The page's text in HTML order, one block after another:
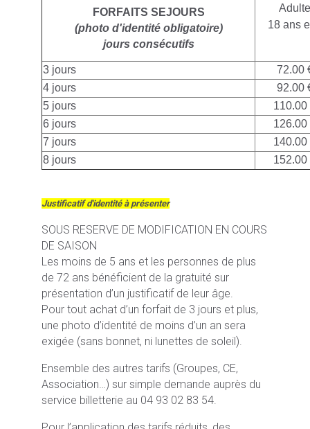
FORFAITS SEJOURS
(photo d'identité obligatoire)
jours consécutifs
Adulte
18 ans
3 jours
72.00
4 jours
92.00
5 jours
110.00
6 jours
126.00
7 jours
140.00
8 jours
152.00
Justificatif d'identité à présenter
SOUS RESERVE DE MODIFICATION EN COURS
DE SAISON
Les moins de 5 ans et les personnes de plus
de 72 ans bénéficient de la gratuité sur
présentation d’un justificatif de leur âge.
Pour tout achat d’un forfait de 3 jours et plus,
une photo d’identité de moins d’un an sera
exigée (sans bonnet, ni lunettes de soleil).
Ensemble des autres tarifs (Groupes, CE,
Association…) sur simple demande auprès du
service billetterie au 04 93 02 83 54.